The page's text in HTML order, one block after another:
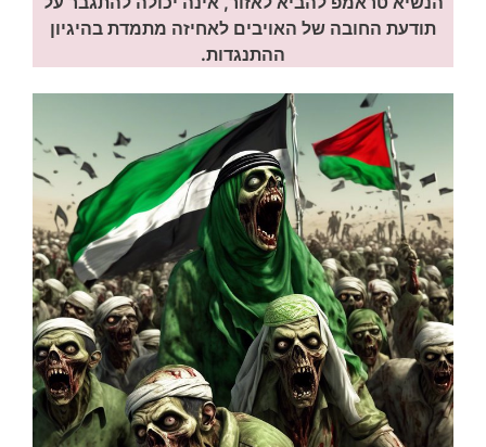
תודעת החובה של האויבים לאחיזה מתמדת בהיגיון
ההתנגדות.